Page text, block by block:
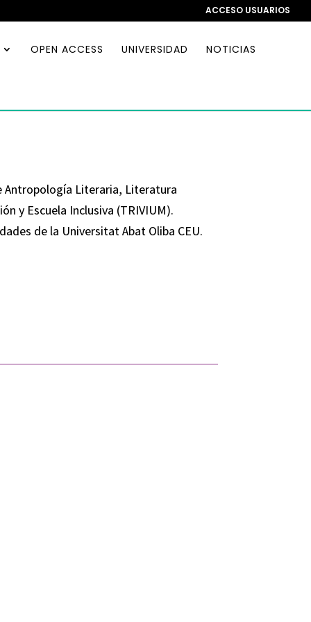
ACCESO USUARIOS
OPEN ACCESS UNIVERSIDAD NOTICIAS
Literaria, Literatura
y Escuela Inclusiva (TRIVIUM).
de la Universitat Abat Oliba CEU.